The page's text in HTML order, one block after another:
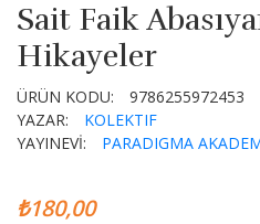
Sait Faik
Hikayeler
ÜRÜN KODU:
9786255972453
YAZAR:
KOLEKTIF
YAYINEVİ:
PARADIGMA
₺180,00